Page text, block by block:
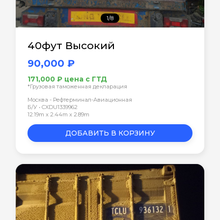
1/8
40фут Высокий
90,000 ₽
171,000 ₽ цена с ГТД
*Грузовая таможенная декларация
Москва - Рефтерминал-Авиационная
Б/У • CXDU1339962
12.19m x 2.44m x 2.89m
ДОБАВИТЬ В КОРЗИНУ